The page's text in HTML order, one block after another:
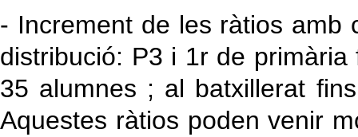
- Increment de les ràtios amb
distribució: P3 i 1r de
35 alumnes ; al batxillerat
Aquestes ràtios poden venir